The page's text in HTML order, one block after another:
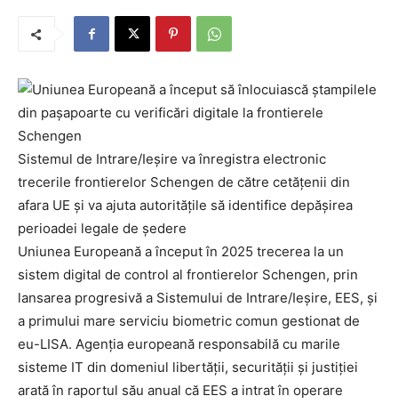
Sistemul de Intrare/Ieșire va înregistra electronic
trecerile frontierelor Schengen de către cetățenii din
afara UE și va ajuta autoritățile să identifice depășirea
perioadei legale de ședere
Uniunea Europeană a început în 2025 trecerea la un
sistem digital de control al frontierelor Schengen, prin
lansarea progresivă a Sistemului de Intrare/Ieșire, EES, și
a primului mare serviciu biometric comun gestionat de
eu-LISA. Agenția europeană responsabilă cu marile
sisteme IT din domeniul libertății, securității și justiției
arată în raportul său anual că EES a intrat în operare